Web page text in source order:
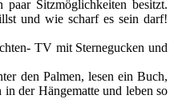
Sitzmöglichkeiten besitzt.
und wie scharf es sein darf!
TV mit Sternegucken und
den Palmen, lesen ein Buch,
der Hängematte und leben so